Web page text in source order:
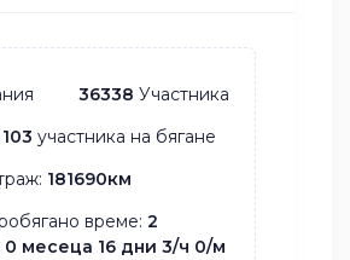
36338 Участника
103 участника на бягане
181690км
време: 2
месеца 16 дни 3/ч 0/м